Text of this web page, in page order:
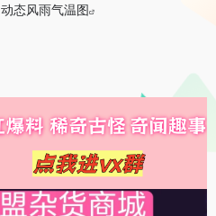
动态风雨气温图